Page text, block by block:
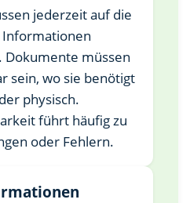
jederzeit auf die
müssen
sein, wo sie benötigt
physisch.
führt häufig zu
oder Fehlern.